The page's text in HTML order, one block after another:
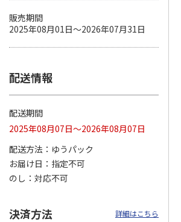
ペット線香 虹のか
ローラルの香り
590円
(送料別・税込)
CIAO 香り立つクラ
販売期間
2025年08月01日～2026年07月31日
配送情報
配送期間
2025年08月07日～2026年08月07日
配送方法
ゆうパック
お届け日
指定不可
のし
対応不可
決済方法 詳細はこちら